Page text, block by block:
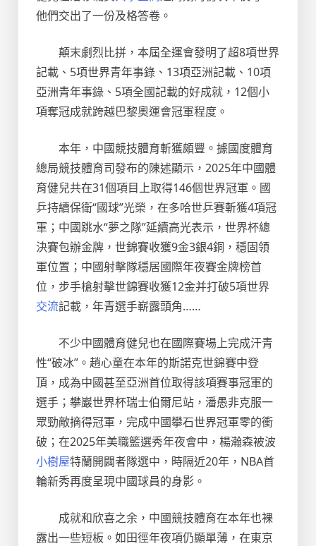
他們交出了一份及格答卷。
顛末劇烈比拼，本屆全運會發明了超8項世界
記載、5項世界青年事錄、13項亞洲記載、10項
亞洲青年事錄、5項全國記載的好成就，12個小
項奪冠成就跨越巴黎奧運會冠軍程度。
本年，中國競技體育斬獲頗豐。據國度體育
總局競技體育司發布的陳述顯示，2025年中國體
育健兒共在31個項目上取得146個世界冠軍。國
乒持續保衛“國球”光榮，在多哈世乒賽斬獲4項冠
軍；中國跳水“夢之隊”延續高光表示，世界杯總
決賽包辦金牌，世錦賽收獲9金3銀4銅，穩固領
軍位置；中國射擊隊穩居國際年夜賽金牌榜首
位，步手槍射擊世錦賽收獲12金并打破5項世界
交流記載，年青選手嶄露頭角……
不少中國體育健兒也在國際賽場上完成汗青
性“破冰”。趙心童在本年的斯諾克世錦賽中登
頂，成為中國甚至亞洲首位取得該項賽事冠軍的
選手；攀巖世界杯瑞士伯爾尼站，潘愚非克服一
眾勁敵摘得冠軍，完成中國攀石世界冠軍零的衝
破；在2025年美職籃選秀年夜會中，楊瀚森被波
小樹屋特蘭開闢者隊選中，時隔近20年，NBA首
輪新秀再度呈現中國球員的身影。
成就和欣喜之余，中國競技體育在本年也裸
露出一些短板。如田徑年夜項仍顯單薄，在東京